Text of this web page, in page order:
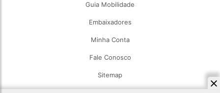
Guia Mobilidade
Embaixadores
Minha Conta
Fale Conosco
Sitemap